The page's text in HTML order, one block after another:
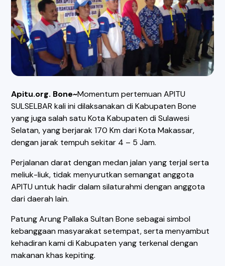
Apitu.org. Bone~Momentum pertemuan APITU
SULSELBAR kali ini dilaksanakan di Kabupaten Bone
yang juga salah satu Kota Kabupaten di Sulawesi
Selatan, yang berjarak 170 Km dari Kota Makassar,
dengan jarak tempuh sekitar 4 – 5 Jam.
Perjalanan darat dengan medan jalan yang terjal serta
meliuk-liuk, tidak menyurutkan semangat anggota
APITU untuk hadir dalam silaturahmi dengan anggota
dari daerah lain.
Patung Arung Pallaka Sultan Bone sebagai simbol
kebanggaan masyarakat setempat, serta menyambut
kehadiran kami di Kabupaten yang terkenal dengan
makanan khas kepiting.